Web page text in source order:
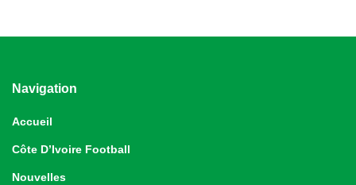
Navigation
Accueil
Côte D’Ivoire Football
Nouvelles